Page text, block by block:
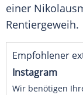
einer
Rentiergeweih.
Empfohlener
Instagram
Wir benötigen